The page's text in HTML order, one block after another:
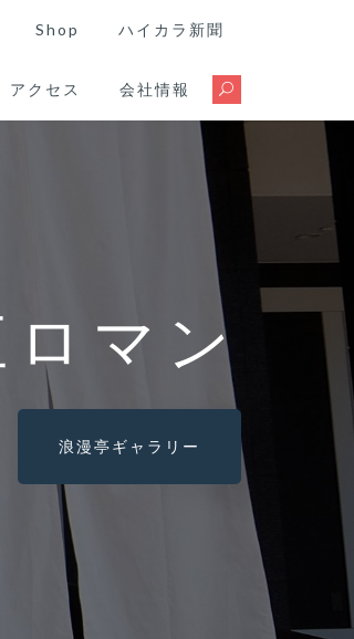
Shop ハイカラ新聞
アクセス 会社情報
マン
浪漫亭ギャラリー